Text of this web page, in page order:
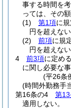
事する時間を
っては、その
(1)
第1項に
円を超えな
(2)
前項に規
円を超えな
4
前3項に定め
に関し必要な
(平26条
(時間外勤務手
第16条の4
第13
適用しない。